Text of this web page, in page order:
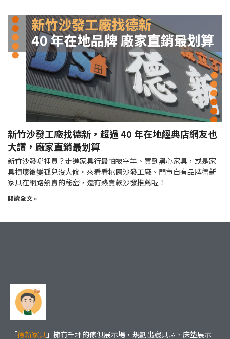
新竹沙發工廠找德新，超過 40 年在地經典店網友也
大讚，廠家直銷最划算
新竹沙發哪裡買？走進家具行最怕被宰羊、買到黑心家具，或是家
具損壞後變孤兒沒人修。來看看桃園沙發工廠、門市自有品牌德新
家具在網路熱賣的秘密，還有熱賣款沙發推薦喔！
閱讀全文 »
「德新家具 」擁有千坪的傢俱展示場，規劃出寢具區、床墊展示